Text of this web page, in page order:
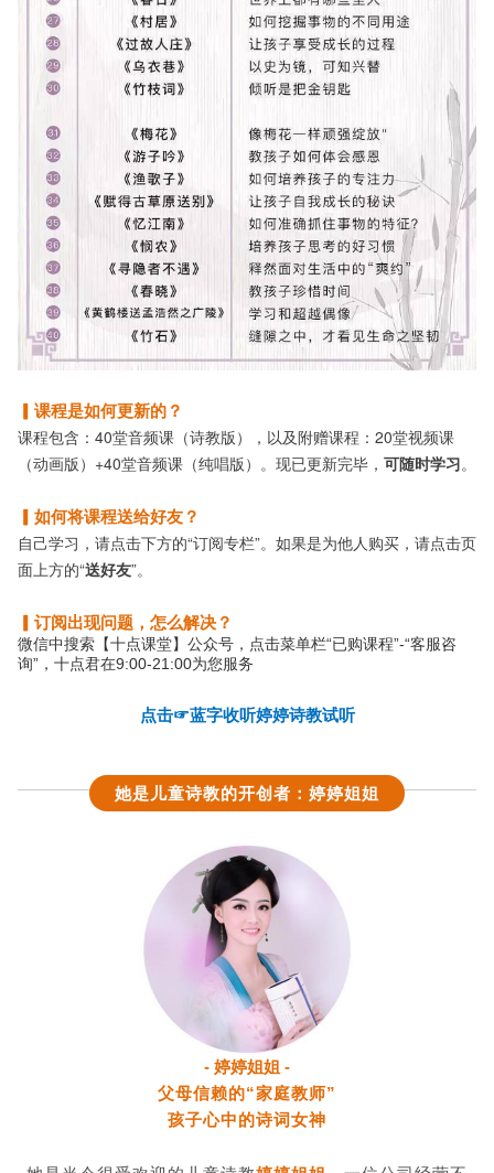
▎课程是如何更新的？
课程包含：40堂音频课（诗教版），以及附赠课程：20堂视频课
（动画版）+40堂音频课（纯唱版）。现已更新完毕， 可随时学习。
▎如何将课程送给好友？
自己学习，请点击下方的“订阅专栏”。如果是为他人购买，请点击页
面上方的“送好友”。
▎订阅出现问题，怎么解决？
微信中搜索【十点课堂】公众号，点击菜单栏“已购课程”-“客服咨
询”，十点君在9:00-21:00为您服务
点击☞蓝字收听婷婷诗教试听
她是儿童诗教的开创者：婷婷姐姐
- 婷婷姐姐 -
父母信赖的“家庭教师”
孩子心中的诗词女神